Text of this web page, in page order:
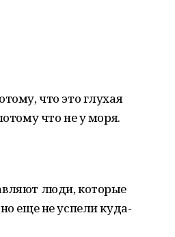
что это глухая
что не у моря.
люди, которые
еще не успели куда-